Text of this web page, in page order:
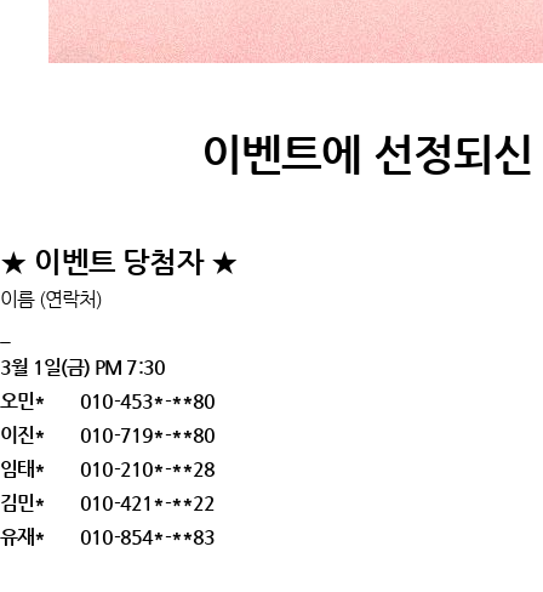
이벤트에 선정되
★ 이벤트 당첨자 ★
이름 (연락처)
3월 1일(금) PM 7:30
오민* 010-453*-**80
이진* 010-719*-**80
임태* 010-210*-**28
김민* 010-421*-**22
유재* 010-854*-**83